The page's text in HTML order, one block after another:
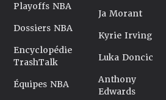
Playoffs NBA
Dossiers NBA
Encyclopédie
TrashTalk
Équipes NBA
Ja Morant
Kyrie Irving
Luka Doncic
Anthony
Edwards